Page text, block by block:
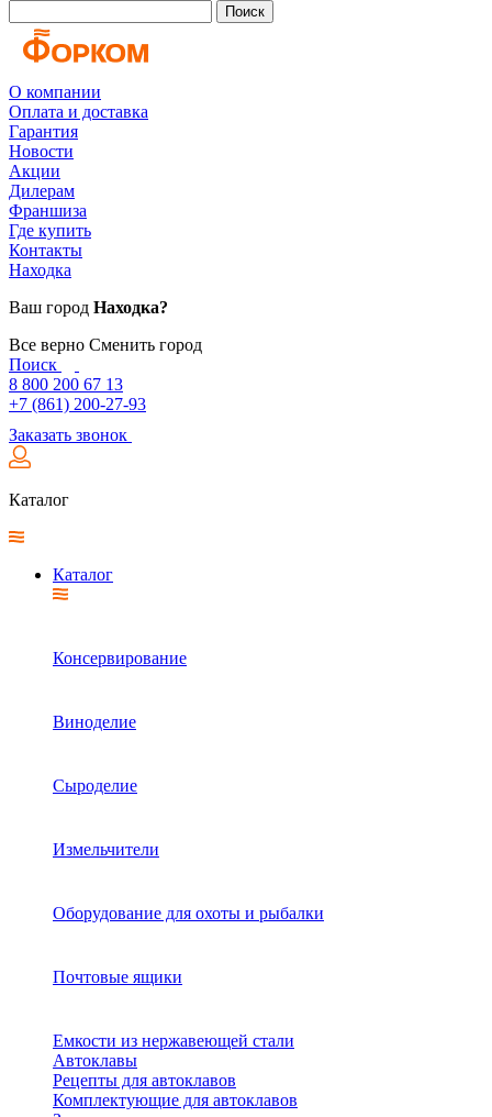
Поиск
О компании
Оплата и доставка
Гарантия
Новости
Акции
Дилерам
Франшиза
Где купить
Контакты
Находка
Ваш город Находка?
Все верно Сменить город
Поиск
8 800 200 67 13
+7 (861) 200-27-93
Заказать звонок
Каталог
Каталог
Консервирование
Виноделие
Сыроделие
Измельчители
Оборудование для охоты и рыбалки
Почтовые ящики
Емкости из нержавеющей стали
Автоклавы
Рецепты для автоклавов
Комплектующие для автоклавов